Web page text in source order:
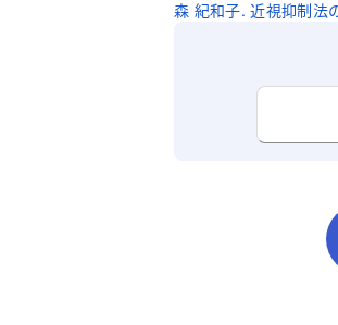
森 紀和子. 近視抑制
こちらは送信専